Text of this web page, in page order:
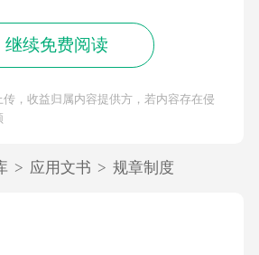
继续免费阅读
，收益归属内容提供方，若内容存在侵
> 应用文书 > 规章制度